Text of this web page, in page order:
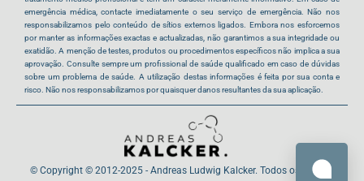
emergência médica, contacte imediatamente o seu serviço de emergência. Não nos
responsabilizamos pelo conteúdo de sítios externos ligados. Embora nos esforcemos
por manter as informações exactas e actualizadas, não garantimos a sua integridade ou
exatidão. A menção de testes, produtos ou procedimentos específicos não implica a sua
aprovação. Consulte sempre um profissional de saúde qualificado em caso de dúvidas
sobre um problema de saúde. A utilização destas informações é feita por sua conta e
risco. Não nos responsabilizamos por quaisquer danos resultantes da sua aplicação.
© Copyright © 2012-2025 - Andreas Ludwig Kalcker. Todos os direitos